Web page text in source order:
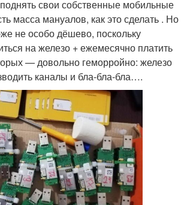
свои собственные мобильные
масса мануалов, как это сделать . Но
не особо дёшево, поскольку
на железо + ежемесячно платить
— довольно геморройно: железо
каналы и бла-бла-бла….